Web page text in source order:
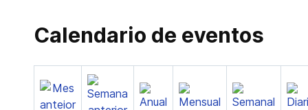
Calendario de eventos